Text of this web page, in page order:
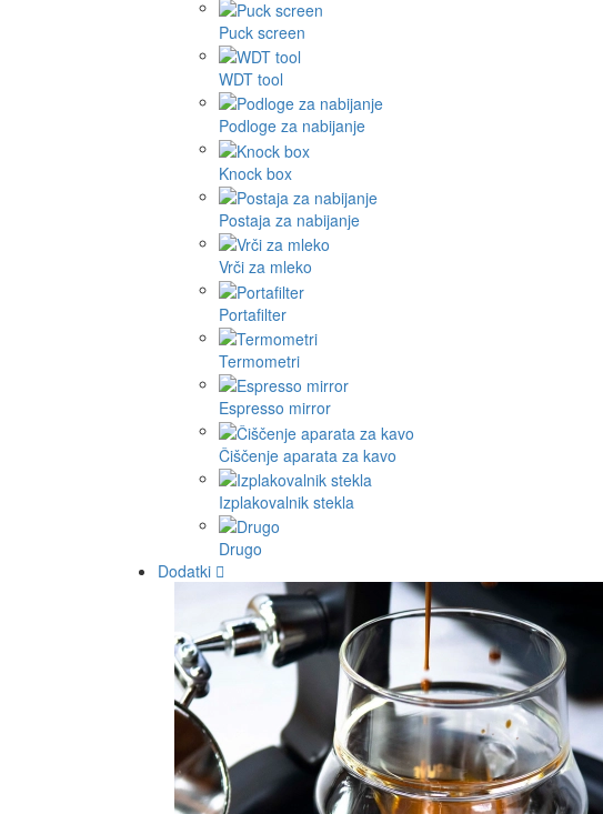
Puck screen
WDT tool
Podloge za nabijanje
Knock box
Postaja za nabijanje
Vrči za mleko
Portafilter
Termometri
Espresso mirror
Čiščenje aparata za kavo
Izplakovalnik stekla
Drugo
Dodatki